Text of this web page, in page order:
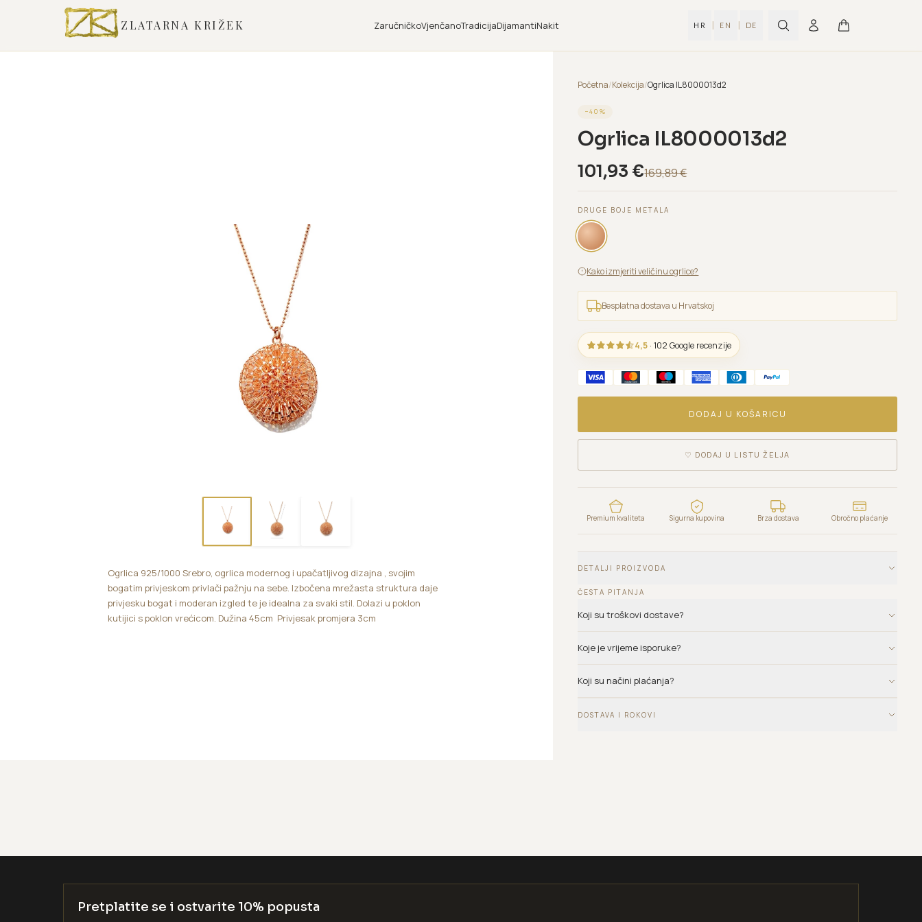
ZLATARNA KRIŽEK ZaručničkoVjenčanoTradicijaDijamantiNakit HR | EN | DE
Ogrlica 925/1000 Srebro, ogrlica modernog i upačatljivog dizajna , svojim
bogatim privjeskom privlači pažnju na sebe. Izbočena mrežasta struktura daje
privjesku bogat i moderan izgled te je idealna za svaki stil. Dolazi u poklon
kutijici s poklon vrećicom. Dužina 45cm Privjesak promjera 3cm
Početna/Kolekcija/Ogrlica IL8000013d2
−40 %
Ogrlica IL8000013d2
101,93 €169,89€
DRUGE BOJE METALA
Kako izmjeriti veličinu ogrlice?
Besplatna dostava u Hrvatskoj
4,5 · 102 Google recenzije
DODAJ U KOŠARICU
♡ DODAJ U LISTU ŽELJA
Premium kvaliteta Sigurna kupovina Brza dostava Obročno plaćanje
DETALJI PROIZVODA
ČESTA PITANJA
Koji su troškovi dostave?
Koje je vrijeme isporuke?
Koji su načini plaćanja?
DOSTAVA I ROKOVI
Pretplatite se i ostvarite 10% popusta